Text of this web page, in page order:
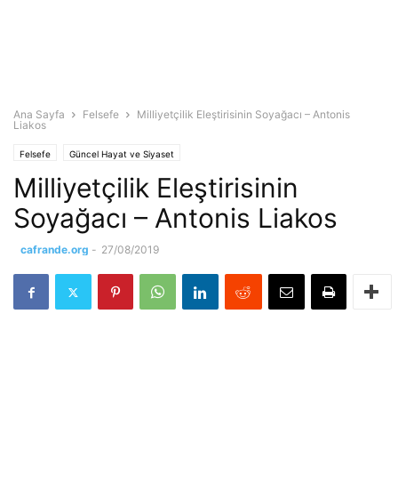
Ana Sayfa Felsefe
Milliyetçilik Eleştirisinin Soyağacı – Antonis
Liakos
Felsefe Güncel Hayat ve Siyaset
Milliyetçilik Eleştirisinin
Soyağacı – Antonis Liakos
cafrande.org - 27/08/2019